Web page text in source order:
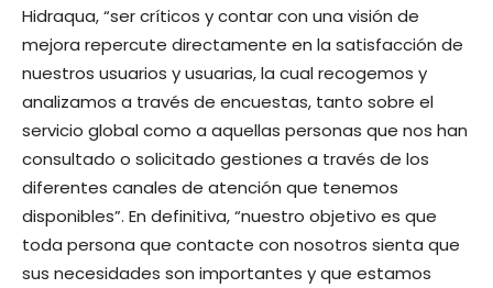
Hidraqua, “ser críticos y contar con una visión de
mejora repercute directamente en la satisfacción de
nuestros usuarios y usuarias, la cual recogemos y
analizamos a través de encuestas, tanto sobre el
servicio global como a aquellas personas que nos han
consultado o solicitado gestiones a través de los
diferentes canales de atención que tenemos
disponibles”. En definitiva, “nuestro objetivo es que
toda persona que contacte con nosotros sienta que
sus necesidades son importantes y que estamos